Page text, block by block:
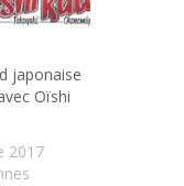
japonaise
Oïshi
2017